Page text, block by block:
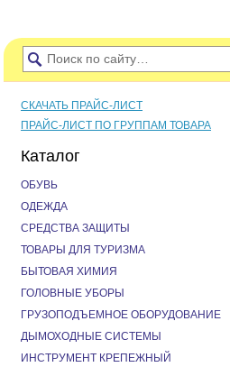
СКАЧАТЬ ПРАЙС-ЛИСТ
ПРАЙС-ЛИСТ ПО ГРУППАМ ТОВАРА
Каталог
ОБУВЬ
ОДЕЖДА
СРЕДСТВА ЗАЩИТЫ
ТОВАРЫ ДЛЯ ТУРИЗМА
БЫТОВАЯ ХИМИЯ
ГОЛОВНЫЕ УБОРЫ
ГРУЗОПОДЪЕМНОЕ ОБОРУДОВАНИЕ
ДЫМОХОДНЫЕ СИСТЕМЫ
ИНСТРУМЕНТ КРЕПЕЖНЫЙ